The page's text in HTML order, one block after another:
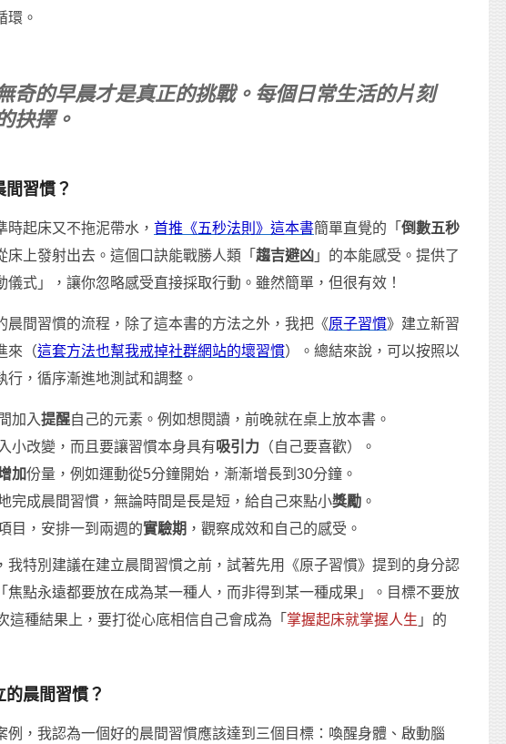
環。
奇的早晨才是真正的挑戰。每個日常生活的片刻
抉擇。
習慣？
時起床又不拖泥帶水， 首推《五秒法則》這本書簡單直覺的「 倒數五秒
床上發射出去。這個口訣能戰勝人類「 趨吉避凶 」的本能感受。提供了
儀式」，讓你忽略感受直接採取行動。雖然簡單，但很有效！
晨間習慣的流程，除了這本書的方法之外，我把《原子習慣》建立新習
來（這套方法也幫我戒掉社群網站的壞習慣）。總結來說，可以按照以
行，循序漸進地測試和調整。
加入提醒自己的元素。例如想閱讀，前晚就在桌上放本書。
小改變，而且要讓習慣本身具有吸引力 （自己要喜歡）。
加份量，例如運動從5分鐘開始，漸漸增長到30分鐘。
完成晨間習慣，無論時間是長是短，給自己來點小獎勵 。
目，安排一到兩週的實驗期 ，觀察成效和自己的感受。
我特別建議在建立晨間習慣之前，試著先用《原子習慣》提到的身分認
焦點永遠都要放在成為某一種人，而非得到某一種成果」。目標不要放
這種結果上，要打從心底相信自己會成為「 掌握起床就掌握人生 」的
晨間習慣？
例，我認為一個好的晨間習慣應該達到三個目標：喚醒身體、啟動腦